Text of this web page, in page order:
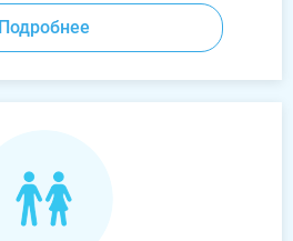
Подробнее